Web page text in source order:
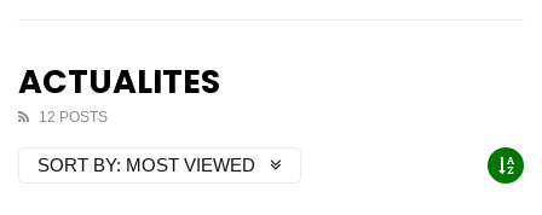
ACTUALITES
12 POSTS
SORT BY: MOST VIEWED